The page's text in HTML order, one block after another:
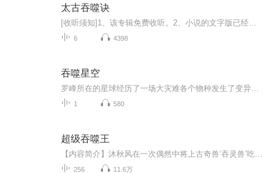
太古吞噬诀
6 4398
吞噬星空
1 580
超级吞噬王
256 11.6万